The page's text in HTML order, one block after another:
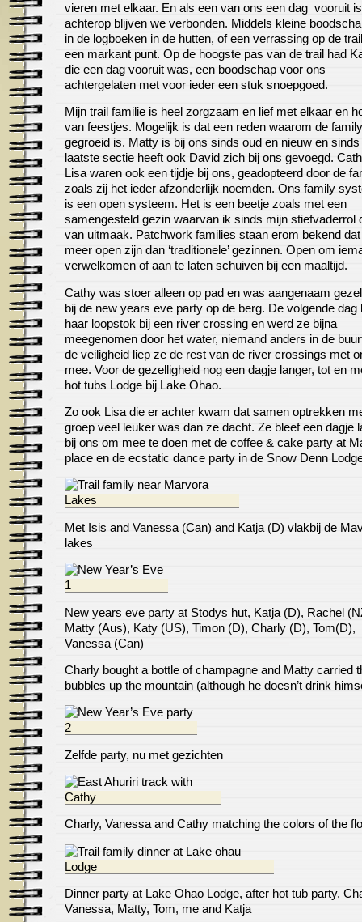
vieren met elkaar. En als een van ons een dag vooruit
achterop blijven we verbonden. Middels kleine
in de logboeken in de hutten, of een verrassing op de
een markant punt. Op de hoogste pas van de trail had
die een dag vooruit was, een boodschap voor ons
achtergelaten met voor ieder een stuk snoepgoed.
Mijn trail familie is heel zorgzaam en lief met elkaar en
van feestjes. Mogelijk is dat een reden waarom de
gegroeid is. Matty is bij ons sinds oud en nieuw en sinds
laatste sectie heeft ook David zich bij ons gevoegd.
Lisa waren ook een tijdje bij ons, geadopteerd door de
zoals zij het ieder afzonderlijk noemden. Ons family
is een open systeem. Het is een beetje zoals met een
samengesteld gezin waarvan ik sinds mijn stiefvaderrol
van uitmaak. Patchwork families staan erom bekend
meer open zijn dan ‘traditionele’ gezinnen. Open om
verwelkomen of aan te laten schuiven bij een maaltijd.
Cathy was stoer alleen op pad en was aangenaam
bij de new years eve party op de berg. De volgende dag
haar loopstok bij een river crossing en werd ze bijna
meegenomen door het water, niemand anders in de
de veiligheid liep ze de rest van de river crossings met
mee. Voor de gezelligheid nog een dagje langer, tot en
hot tubs Lodge bij Lake Ohao.
Zo ook Lisa die er achter kwam dat samen optrekken
groep veel leuker was dan ze dacht. Ze bleef een dagje
bij ons om mee te doen met de coffee & cake party at
place en de ecstatic dance party in de Snow Denn
Met Isis and Vanessa (Can) and Katja (D) vlakbij de
lakes
New years eve party at Stodys hut, Katja (D), Rachel
Matty (Aus), Katy (US), Timon (D), Charly (D), Tom(D),
Vanessa (Can)
Charly bought a bottle of champagne and Matty carried
bubbles up the mountain (although he doesn’t drink
Zelfde party, nu met gezichten
Charly, Vanessa and Cathy matching the colors of the
Dinner party at Lake Ohao Lodge, after hot tub party,
Vanessa, Matty, Tom, me and Katja